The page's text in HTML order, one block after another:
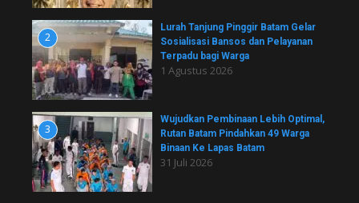
2
Lurah Tanjung Pinggir Batam Gelar
Sosialisasi Bansos dan Pelayanan
Terpadu bagi Warga
1 Agustus 2026
3
Wujudkan Pembinaan Lebih Optimal,
Rutan Batam Pindahkan 49 Warga
Binaan Ke Lapas Batam
31 Juli 2026